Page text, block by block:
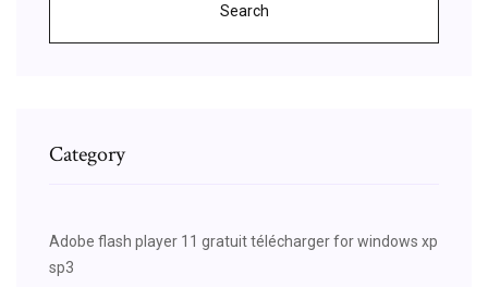
Search
Category
Adobe flash player 11 gratuit télécharger for windows xp
sp3